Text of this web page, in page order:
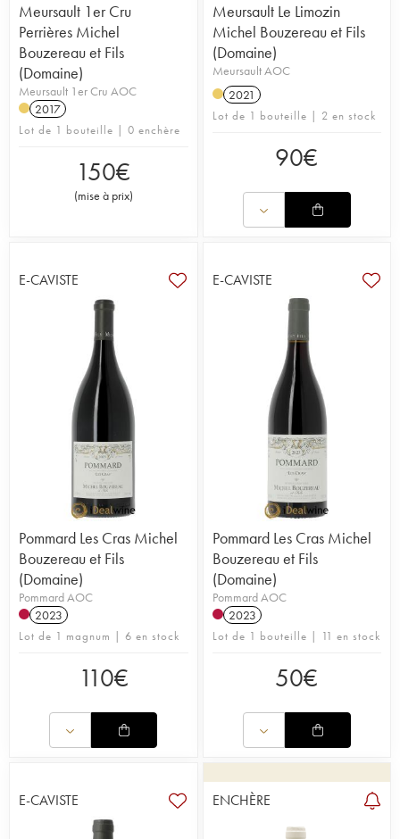
Meursault 1er Cru
Perrières Michel
Bouzereau et Fils
(Domaine)
Meursault 1er Cru AOC
2017
Lot de 1 bouteille | 0 enchère
150€
(mise à prix)
Meursault Le Limozin
Michel Bouzereau et Fils
(Domaine)
Meursault AOC
2021
Lot de 1 bouteille | 2 en stock
90€
E-CAVISTE
Pommard Les Cras Michel
Bouzereau et Fils
(Domaine)
Pommard AOC
2023
Lot de 1 magnum | 6 en stock
110€
E-CAVISTE
Pommard Les Cras Michel
Bouzereau et Fils
(Domaine)
Pommard AOC
2023
Lot de 1 bouteille | 11 en stock
50€
E-CAVISTE ENCHÈRE